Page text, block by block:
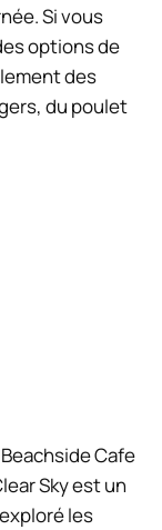
Si vous
options de
des
du poulet
Cafe
Sky est un
les